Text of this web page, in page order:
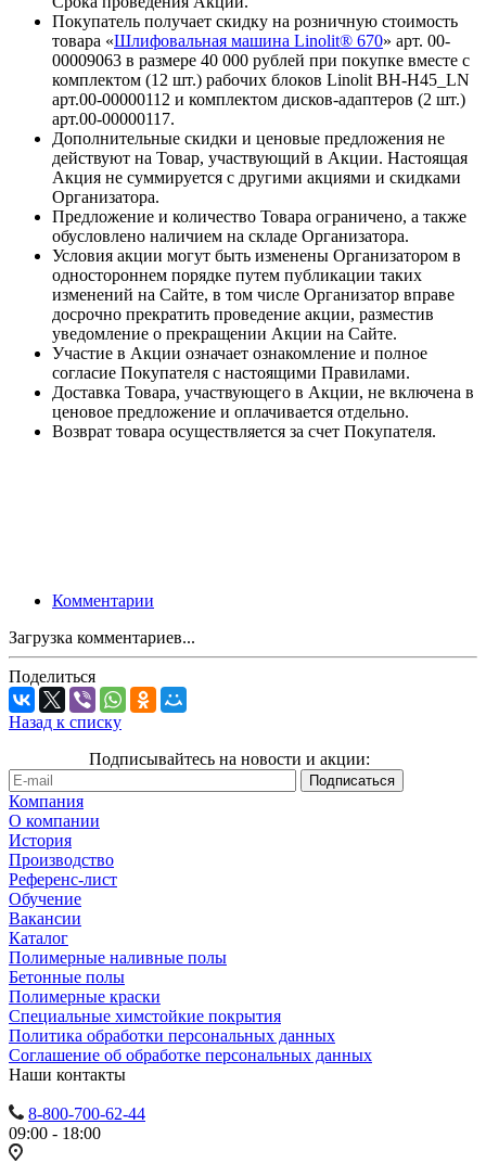
Покупатель получает скидку на розничную стоимость
товара «Шлифовальная машина Linolit® 670» арт. 00-
00009063 в размере 40 000 рублей при покупке вместе с
комплектом (12 шт.) рабочих блоков Linolit BH-H45_LN
арт.00-00000112 и комплектом дисков-адаптеров (2 шт.)
арт.00-00000117.
Дополнительные скидки и ценовые предложения не
действуют на Товар, участвующий в Акции. Настоящая
Акция не суммируется с другими акциями и скидками
Организатора.
Предложение и количество Товара ограничено, а также
обусловлено наличием на складе Организатора.
Условия акции могут быть изменены Организатором в
одностороннем порядке путем публикации таких
изменений на Сайте, в том числе Организатор вправе
досрочно прекратить проведение акции, разместив
уведомление о прекращении Акции на Сайте.
Участие в Акции означает ознакомление и полное
согласие Покупателя с настоящими Правилами.
Доставка Товара, участвующего в Акции, не включена в
ценовое предложение и оплачивается отдельно.
Возврат товара осуществляется за счет Покупателя.
Комментарии
Загрузка комментариев...
Поделиться
Назад к списку
Подписывайтесь на новости и акции:
Компания
О компании
История
Производство
Референс-лист
Обучение
Вакансии
Каталог
Полимерные наливные полы
Бетонные полы
Полимерные краски
Специальные химстойкие покрытия
Политика обработки персональных данных
Cоглашение об обработке персональных данных
Наши контакты
8-800-700-62-44
09:00 - 18:00